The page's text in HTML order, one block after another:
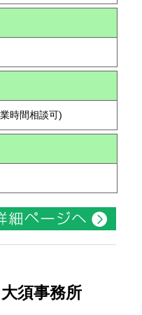
時間相談可)
須事務所